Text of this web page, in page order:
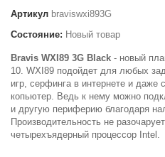
Артикул braviswxi893G
Состояние: Новый товар
Bravis WXI89 3G Black - новый
10. WXI89 подойдет для любых
игр, серфинга в интернете и даже
копьютер. Ведь к нему можно
и другую периферию благодаря
Производительность не
четырехъядерный процессор Intel.